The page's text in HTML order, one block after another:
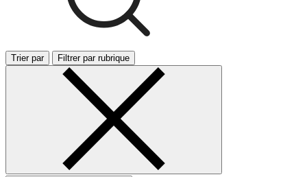
Trier par Filtrer par rubrique